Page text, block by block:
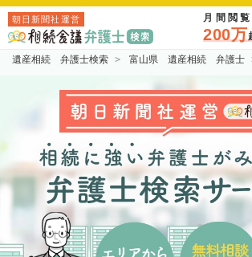
朝日新聞社運営 月間閲
200万
遺産相続 弁護士検索 富山県 遺産相続 弁護士